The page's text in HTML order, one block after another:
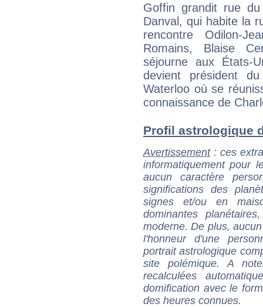
Goffin grandit rue
Danval, qui habite la
rencontre Odilon-
Romains, Blaise
séjourne aux
devient président
Waterloo où se
connaissance de
Profil astrologique
Avertissement: ces
informatiquement pour
aucun caractère
significations des
signes et/ou en
dominantes
moderne. De plus,
l'honneur d'une
portrait astrologique
site polémique. A
recalculées
domification avec le
des heures connues.